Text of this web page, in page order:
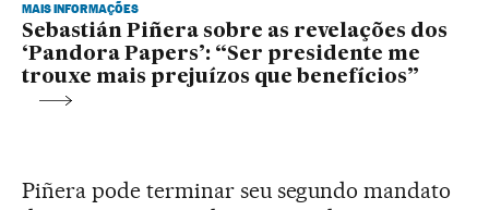
MAIS INFORMAÇÕES
Sebastián Piñera sobre as revelações dos
‘Pandora Papers’: “Ser presidente me
trouxe mais prejuízos que benefícios”
Piñera pode terminar seu segundo mandato